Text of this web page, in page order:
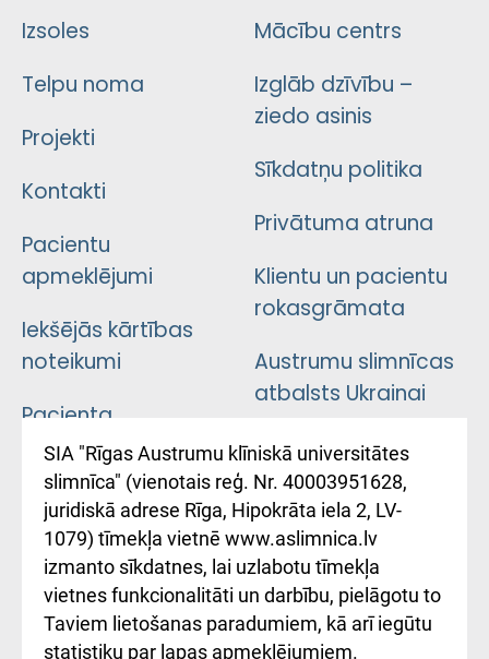
Izsoles
Telpu noma
Projekti
Kontakti
Pacientu
apmeklējumi
Iekšējās kārtības
noteikumi
Pacienta
atsauksmju/sūdzību
iesniegšanas
kārtība
Kā pie mums nokļūt
Rēķinu apmaksas
ceļvedis
Mācību centrs
Izglāb dzīvību –
ziedo asinis
Sīkdatņu politika
Privātuma atruna
Klientu un pacientu
rokasgrāmata
Austrumu slimnīcas
atbalsts Ukrainai
Підтримка Східної
лікарні та співпраця з
Україною
SIA "Rīgas Austrumu klīniskā universitātes
slimnīca" (vienotais reģ. Nr. 40003951628,
juridiskā adrese Rīga, Hipokrāta iela 2, LV-
1079) tīmekļa vietnē www.aslimnica.lv
izmanto sīkdatnes, lai uzlabotu tīmekļa
vietnes funkcionalitāti un darbību, pielāgotu to
Taviem lietošanas paradumiem, kā arī iegūtu
statistiku par lapas apmeklējumiem.